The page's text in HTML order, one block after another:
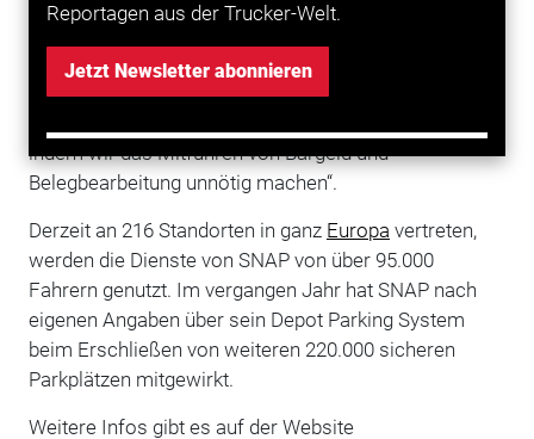
Reportagen aus der Trucker-Welt.
Jetzt Newsletter abonnieren
allem in Deutschland Handlungsbedarf: „Neben dem
Erschließen dringend benötigterParkplätze
indem wir das Mitführen von Bargeld und
Belegbearbeitung unnötig machen“.
Derzeit an 216 Standorten in ganz Europa vertreten,
werden die Dienste von SNAP von über 95.000
Fahrern genutzt. Im vergangen Jahr hat SNAP nach
eigenen Angaben über sein Depot Parking System
beim Erschließen von weiteren 220.000 sicheren
Parkplätzen mitgewirkt.
Weitere Infos gibt es auf der Website